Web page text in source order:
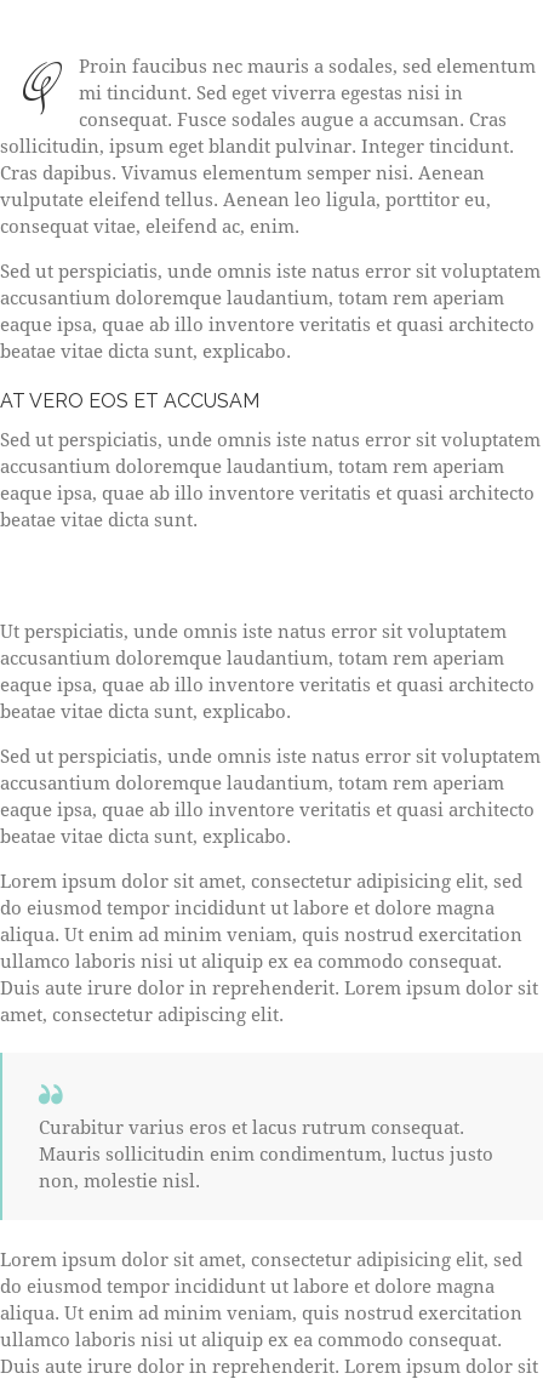
Q
Proin faucibus nec mauris a sodales, sed elementum
mi tincidunt. Sed eget viverra egestas nisi in
consequat. Fusce sodales augue a accumsan. Cras
sollicitudin, ipsum eget blandit pulvinar. Integer tincidunt.
Cras dapibus. Vivamus elementum semper nisi. Aenean
vulputate eleifend tellus. Aenean leo ligula, porttitor eu,
consequat vitae, eleifend ac, enim.
Sed ut perspiciatis, unde omnis iste natus error sit voluptatem
accusantium doloremque laudantium, totam rem aperiam
eaque ipsa, quae ab illo inventore veritatis et quasi architecto
beatae vitae dicta sunt, explicabo.
AT VERO EOS ET ACCUSAM
Sed ut perspiciatis, unde omnis iste natus error sit voluptatem
accusantium doloremque laudantium, totam rem aperiam
eaque ipsa, quae ab illo inventore veritatis et quasi architecto
beatae vitae dicta sunt.
Ut perspiciatis, unde omnis iste natus error sit voluptatem
accusantium doloremque laudantium, totam rem aperiam
eaque ipsa, quae ab illo inventore veritatis et quasi architecto
beatae vitae dicta sunt, explicabo.
Sed ut perspiciatis, unde omnis iste natus error sit voluptatem
accusantium doloremque laudantium, totam rem aperiam
eaque ipsa, quae ab illo inventore veritatis et quasi architecto
beatae vitae dicta sunt, explicabo.
Lorem ipsum dolor sit amet, consectetur adipisicing elit, sed
do eiusmod tempor incididunt ut labore et dolore magna
aliqua. Ut enim ad minim veniam, quis nostrud exercitation
ullamco laboris nisi ut aliquip ex ea commodo consequat.
Duis aute irure dolor in reprehenderit. Lorem ipsum dolor sit
amet, consectetur adipiscing elit.
Curabitur varius eros et lacus rutrum consequat.
Mauris sollicitudin enim condimentum, luctus justo
non, molestie nisl.
Lorem ipsum dolor sit amet, consectetur adipisicing elit, sed
do eiusmod tempor incididunt ut labore et dolore magna
aliqua. Ut enim ad minim veniam, quis nostrud exercitation
ullamco laboris nisi ut aliquip ex ea commodo consequat.
Duis aute irure dolor in reprehenderit. Lorem ipsum dolor sit